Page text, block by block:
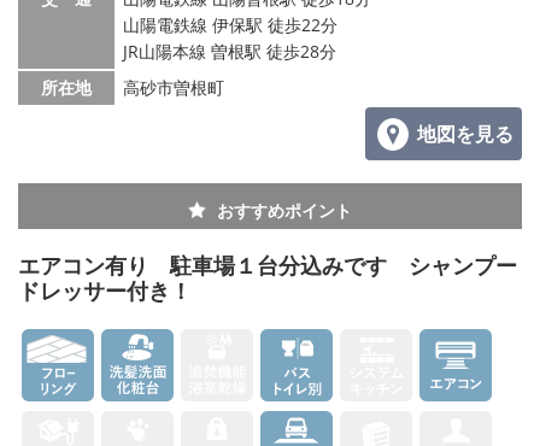
山陽電鉄線 伊保駅 徒歩22分
JR山陽本線 曽根駅 徒歩28分
所在地
高砂市曽根町
地図を見る
おすすめポイント
エアコン有り 駐車場１台分込みです シャンプー
ドレッサー付き！